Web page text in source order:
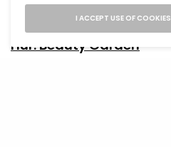
Chanel
Hur: Beauty Garden
I ACCEPT USE OF COOKIES